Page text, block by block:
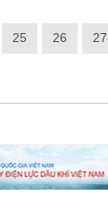
25 26 27